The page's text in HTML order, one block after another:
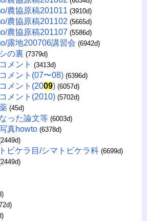
農協原稿201011 (3910d)
農協原稿201102 (5665d)
農協原稿201107 (5586d)
露地200706講習会 (6942d)
の裏 (7379d)
メント (3413d)
メント(07〜08) (6396d)
メント(2009) (6057d)
メント(2010) (5702d)
(45d)
った論文等 (6003d)
真howto (6378d)
ビケラ目/シマトビケラ科 (6699d)